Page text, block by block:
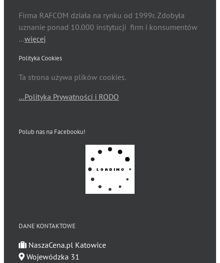
Firma RAFCOM działa na rynku od 1999r. Zdobyła
uznanie ponad 10.000 instytucji firm i konsumentów
…więcej
Polityka Cookies
Ta strona używa plików cookies.
…Polityka Prywatności i RODO
Polub nas na Facebooku!
DANE KONTAKTOWE
NaszaCena.pl Katowice
Wojewódzka 31